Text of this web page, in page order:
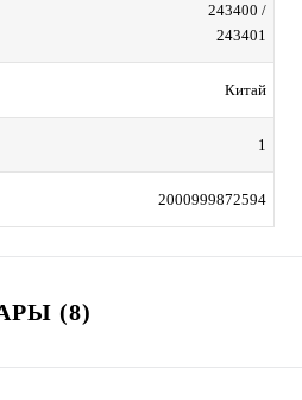
243400 /
243401
Китай
1
2000999872594
(8)